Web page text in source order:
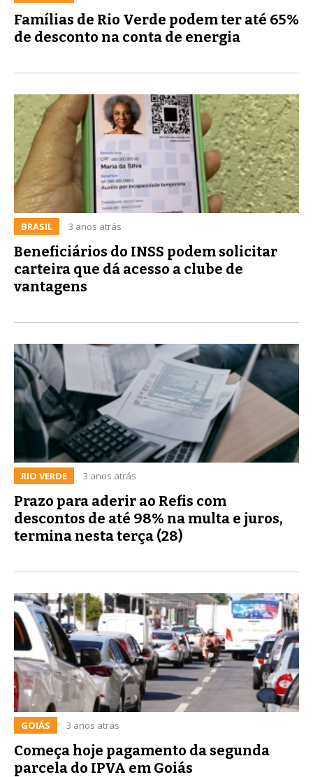
Famílias de Rio Verde podem ter até 65%
de desconto na conta de energia
BRASIL 3 anos atrás
Beneficiários do INSS podem solicitar
carteira que dá acesso a clube de
vantagens
RIO VERDE 3 anos atrás
Prazo para aderir ao Refis com
descontos de até 98% na multa e juros,
termina nesta terça (28)
GOIÁS 3 anos atrás
Começa hoje pagamento da segunda
parcela do IPVA em Goiás